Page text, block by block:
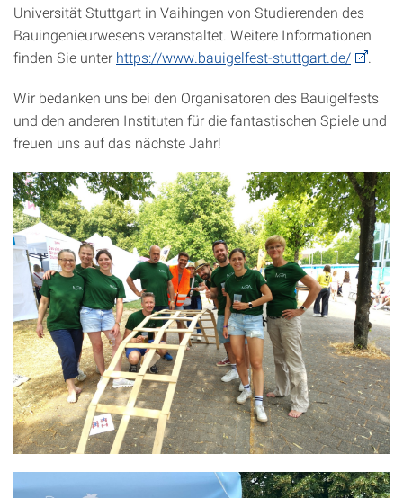
Universität Stuttgart in Vaihingen von Studierenden des
Bauingenieurwesens veranstaltet. Weitere Informationen
finden Sie unter https://www.bauigelfest-stuttgart.de/
Wir bedanken uns bei den Organisatoren des Bauigelfests
und den anderen Instituten für die fantastischen Spiele und
freuen uns auf das nächste Jahr!